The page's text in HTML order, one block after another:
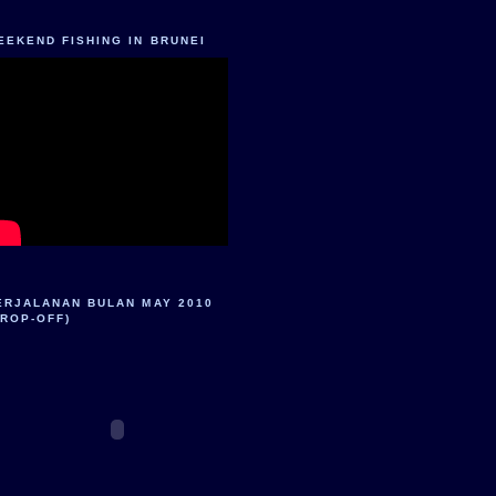
FISHING IN BRUNEI
BULAN MAY 2010
OFF)